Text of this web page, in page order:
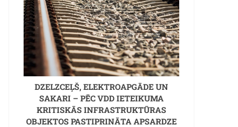
DZELZCEĻŠ, ELEKTROAPGĀDE UN
SAKARI – PĒC VDD IETEIKUMA
KRITISKĀS INFRASTRUKTŪRAS
OBJEKTOS PASTIPRINĀTA APSARDZE